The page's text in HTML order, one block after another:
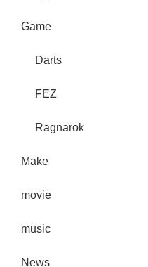
Game
Darts
FEZ
Ragnarok
Make
movie
music
News